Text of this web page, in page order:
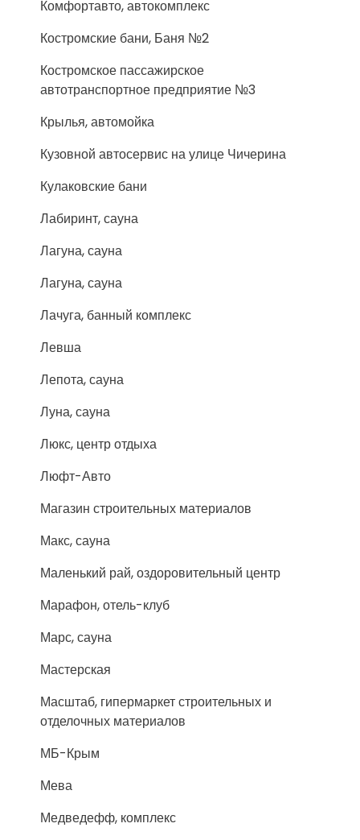
Комфортавто, автокомплекс
Костромские бани, Баня №2
Костромское пассажирское
автотранспортное предприятие №3
Крылья, автомойка
Кузовной автосервис на улице Чичерина
Кулаковские бани
Лабиринт, сауна
Лагуна, сауна
Лагуна, сауна
Лачуга, банный комплекс
Левша
Лепота, сауна
Луна, сауна
Люкс, центр отдыха
Люфт-Авто
Магазин строительных материалов
Макс, сауна
Маленький рай, оздоровительный центр
Марафон, отель-клуб
Марс, сауна
Мастерская
Масштаб, гипермаркет строительных и
отделочных материалов
МБ-Крым
Мева
Медведефф, комплекс